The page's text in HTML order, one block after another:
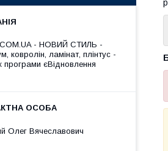
- НОВИЙ СТИЛЬ -
ковролін, ламінат, плінтус -
програми єВідновлення
Олег Вячеславович